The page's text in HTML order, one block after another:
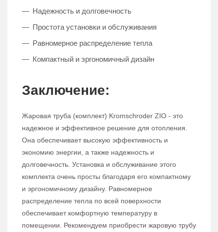
Надежность и долговечность
Простота установки и обслуживания
Равномерное распределение тепла
Компактный и эргономичный дизайн
Заключение:
Жаровая труба (комплект) Kromschroder ZIO - это
надежное и эффективное решение для отопления.
Она обеспечивает высокую эффективность и
экономию энергии, а также надежность и
долговечность. Установка и обслуживание этого
комплекта очень просты благодаря его компактному
и эргономичному дизайну. Равномерное
распределение тепла по всей поверхности
обеспечивает комфортную температуру в
помещении. Рекомендуем приобрести жаровую трубу